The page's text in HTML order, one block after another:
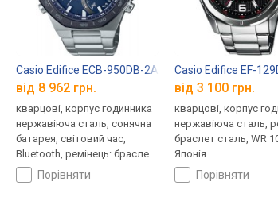
Casio Edifice ECB-950DB-2A
від 8 962 грн.
кварцові, корпус годинника
нержавіюча сталь, сонячна
батарея, світовий час,
Bluetooth, ремінець: браслет
сталь, WR 100, Японія
порівняти
Casio Edifice EF-
від 3 100 грн.
кварцові, корпус
нержавіюча сталь,
браслет сталь, WR
Японія
порівняти